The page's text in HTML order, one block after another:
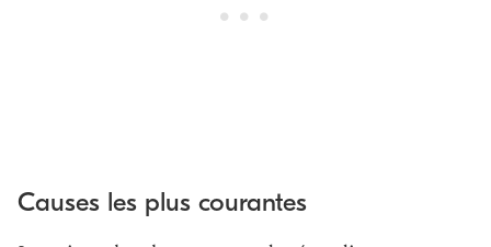
Causes les plus courantes